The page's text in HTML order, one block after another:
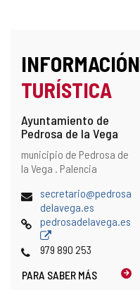
INFORMACIÓN
TURÍSTICA
Ayuntamiento de
Pedrosa de la Vega
Dirección
Dirección
postal
municipio de Pedrosa de
la Vega . Palencia
Dirección
de
correo
electrónico
secretario@pedrosa
delavega.es
Página
Web
pedrosadelavega.es
Teléfonos
979 890 253
PARA SABER MÁS